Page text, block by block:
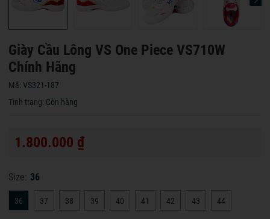
Giày Cầu Lông VS One Piece VS710W
Chính Hãng
Mã: VS321-187
Tình trạng: Còn hàng
1.800.000 ₫
Size: 36
36 37 38 39 40 41 42 43 44